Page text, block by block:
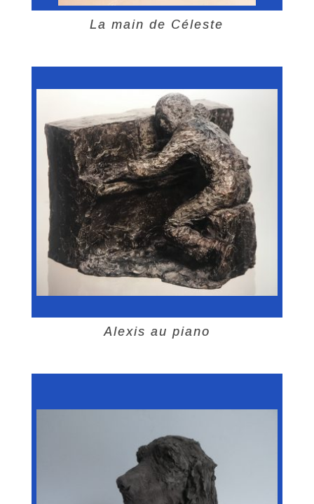
La main de Céleste
Alexis au piano